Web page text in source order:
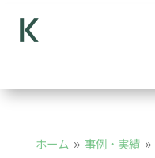
ホーム 9 事例・実績 9